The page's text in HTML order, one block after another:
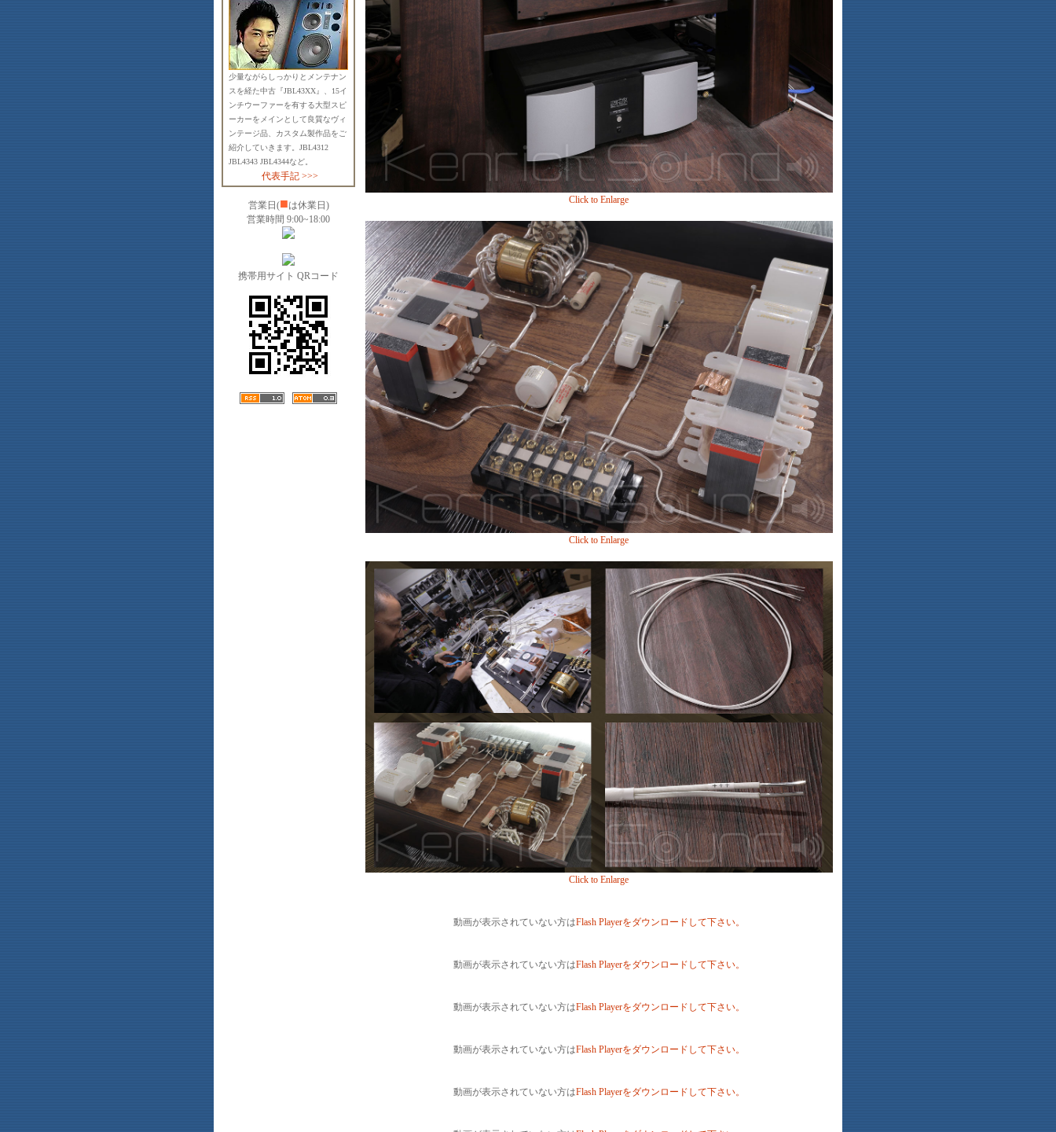
少量ながらしっかりとメンテナン
スを経た中古『JBL43XX』、15イ
ンチウーファーを有する大型スピ
ーカーをメインとして良質なヴィ
ンテージ品、カスタム製作品をご
紹介していきます。JBL4312
JBL4343 JBL4344など。
代表手記 >>>
営業日(■は休業日)
営業時間 9:00~18:00
携帯用サイト QRコード
Click to Enlarge
Click to Enlarge
Click to Enlarge
動画が表示されていない方はFlash Playerをダウンロードして下さい。
動画が表示されていない方はFlash Playerをダウンロードして下さい。
動画が表示されていない方はFlash Playerをダウンロードして下さい。
動画が表示されていない方はFlash Playerをダウンロードして下さい。
動画が表示されていない方はFlash Playerをダウンロードして下さい。